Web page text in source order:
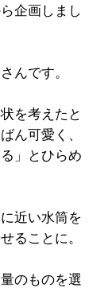
企画しまし
んです。
を考えたと
ん可愛く、
」とひらめ
近い水筒を
ることに。
のものを選